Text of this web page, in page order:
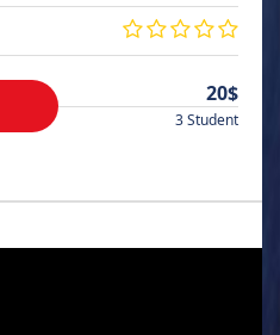
20$
3 Student